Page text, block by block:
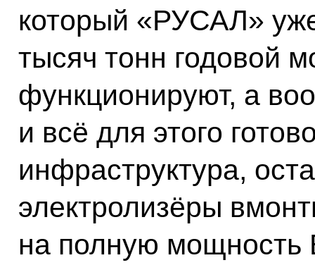
который «РУСАЛ»
тысяч тонн годовой
функционируют, а
и всё для этого
инфраструктура,
электролизёры
на полную мощность